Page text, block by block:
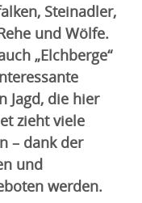
Steinadler,
und Wölfe.
„Elchberge“
Jagd, die hier
zieht viele
– dank der
und
werden.